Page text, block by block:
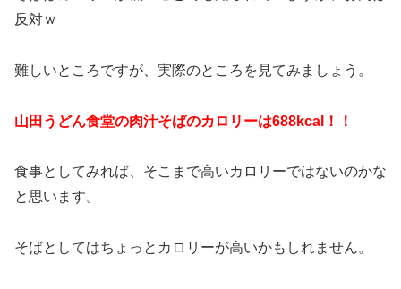
反対ｗ
難しいところですが、実際のところを見てみましょう。
山田うどん食堂の肉汁そばのカロリーは688kcal！！
食事としてみれば、そこまで高いカロリーではないのかな
と思います。
そばとしてはちょっとカロリーが高いかもしれません。